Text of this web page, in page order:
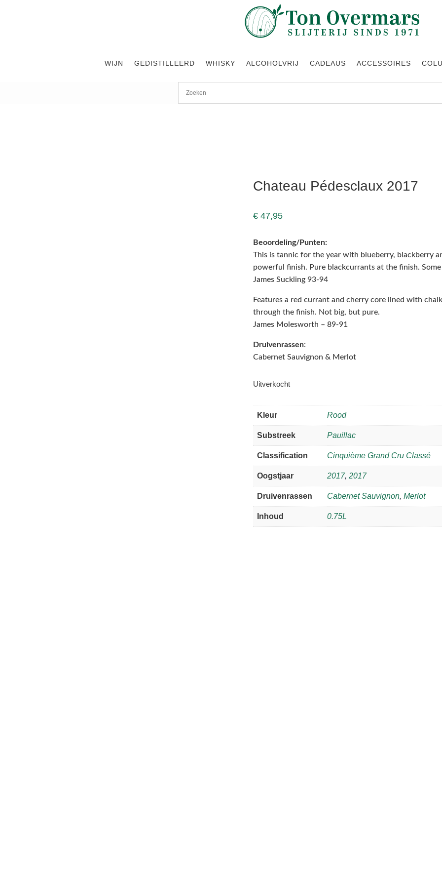
WIJN GEDISTILLEERD WHISKY ALCOHOLVRIJ CADEAUS ACCESSOIRES
Chateau Pédesclaux 2017
€47,95
Beoordeling/Punten:
This is tannic for the year with blueberry, blackberry
powerful finish. Pure blackcurrants at the finish.
James Suckling 93-94
Features a red currant and cherry core lined with
through the finish. Not big, but pure.
James Molesworth – 89-91
Druivenrassen:
Cabernet Sauvignon & Merlot
Uitverkocht
Kleur Rood
Substreek Pauillac
Classification Cinquième Grand Cru Classé
Oogstjaar 2017, 2017
Druivenrassen Cabernet Sauvignon, Merlot
Inhoud 0.75L